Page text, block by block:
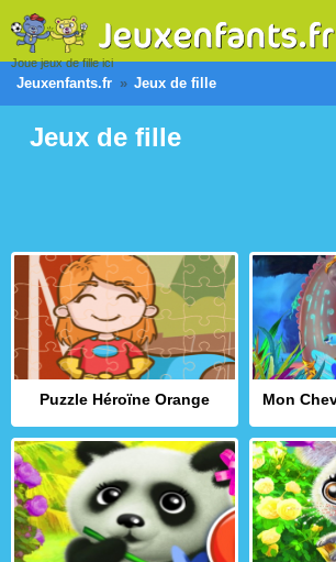
Joue jeux de fille ici
Jeuxenfants.fr Jeux de fille
Jeux de fille
Puzzle Héroïne Orange